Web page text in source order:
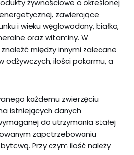
żywnościowe o określonej
zawierające
i wieku węglowodany, białka,
oraz witaminy. W
między innymi zalecane
odżywczych, ilości pokarmu, a
każdemu zwierzęciu
istniejących danych
do utrzymania stałej
zapotrzebowaniu
Przy czym ilość należy